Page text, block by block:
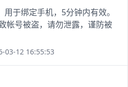
用于绑定手机，5分钟内有效。
帐号被盗，请勿泄露，谨防被
03-12 16:55:53